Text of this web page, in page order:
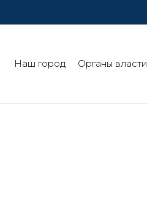
Наш город Органы власти